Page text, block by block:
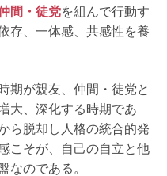
間・徒党を組んで行動す
存、一体感、共感性を養
期が親友、仲間・徒党と
大、深化する時期であ
ら脱却し人格の統合的発
こそが、自己の自立と他
なのである。